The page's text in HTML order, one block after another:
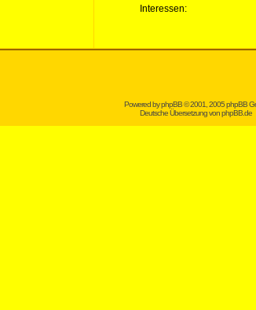
Interessen:
Powered byphpBB© 2001, 2005 phpBB
Deutsche Übersetzung vonphpBB.de